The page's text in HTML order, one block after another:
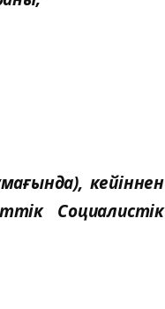
кейіннен
Социалистік